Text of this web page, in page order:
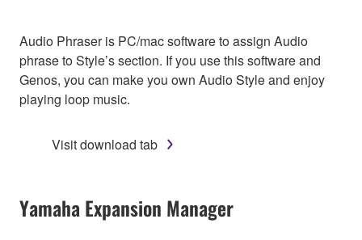
Audio Phraser is PC/mac software to assign Audio
phrase to Style’s section. If you use this software and
Genos, you can make you own Audio Style and enjoy
playing loop music.
Visit download tab
Yamaha Expansion Manager